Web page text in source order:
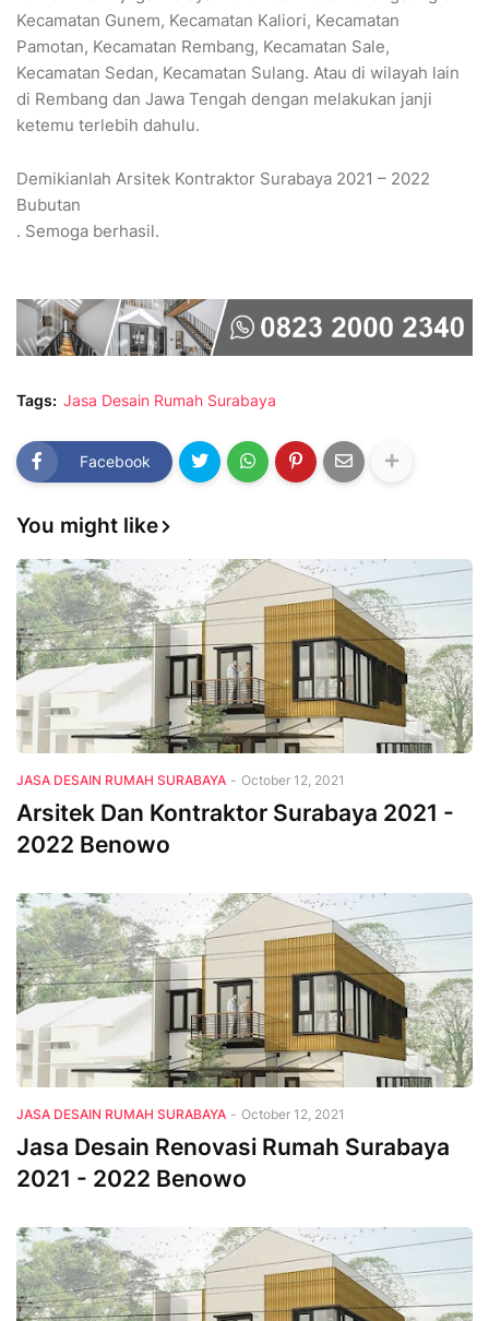
Kecamatan Gunem, Kecamatan Kaliori, Kecamatan
Pamotan, Kecamatan Rembang, Kecamatan Sale,
Kecamatan Sedan, Kecamatan Sulang. Atau di wilayah lain
di Rembang dan Jawa Tengah dengan melakukan janji
ketemu terlebih dahulu.
Demikianlah Arsitek Kontraktor Surabaya 2021 – 2022
Bubutan
. Semoga berhasil.
Tags: Jasa Desain Rumah Surabaya
Facebook
You might like
JASA DESAIN RUMAH SURABAYA - October 12, 2021
Arsitek Dan Kontraktor Surabaya 2021 -
2022 Benowo
JASA DESAIN RUMAH SURABAYA - October 12, 2021
Jasa Desain Renovasi Rumah Surabaya
2021 - 2022 Benowo